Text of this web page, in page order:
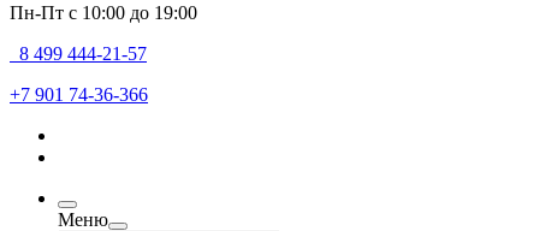
Пн-Пт с 10:00 до 19:00
8 499 444-21-57
+7 901 74-36-366
Меню